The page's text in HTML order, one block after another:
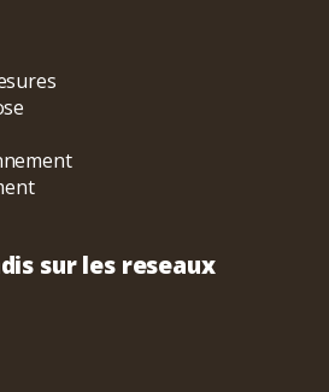
sur les reseaux